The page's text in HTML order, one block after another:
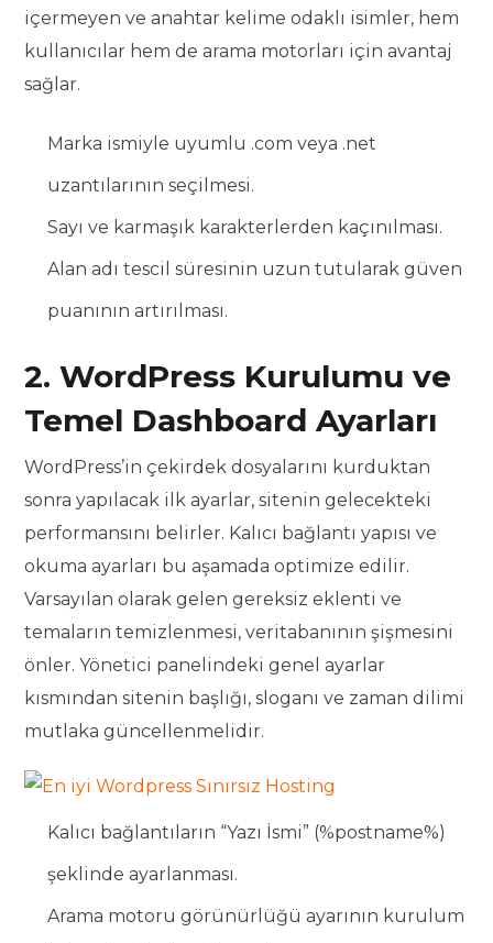
içermeyen ve anahtar kelime odaklı isimler, hem
kullanıcılar hem de arama motorları için avantaj
sağlar.
Marka ismiyle uyumlu .com veya .net
uzantılarının seçilmesi.
Sayı ve karmaşık karakterlerden kaçınılması.
Alan adı tescil süresinin uzun tutularak güven
puanının artırılması.
2. WordPress Kurulumu ve
Temel Dashboard Ayarları
WordPress’in çekirdek dosyalarını kurduktan
sonra yapılacak ilk ayarlar, sitenin gelecekteki
performansını belirler. Kalıcı bağlantı yapısı ve
okuma ayarları bu aşamada optimize edilir.
Varsayılan olarak gelen gereksiz eklenti ve
temaların temizlenmesi, veritabanının şişmesini
önler. Yönetici panelindeki genel ayarlar
kısmından sitenin başlığı, sloganı ve zaman dilimi
mutlaka güncellenmelidir.
Kalıcı bağlantıların “Yazı İsmi” (%postname%)
şeklinde ayarlanması.
Arama motoru görünürlüğü ayarının kurulum